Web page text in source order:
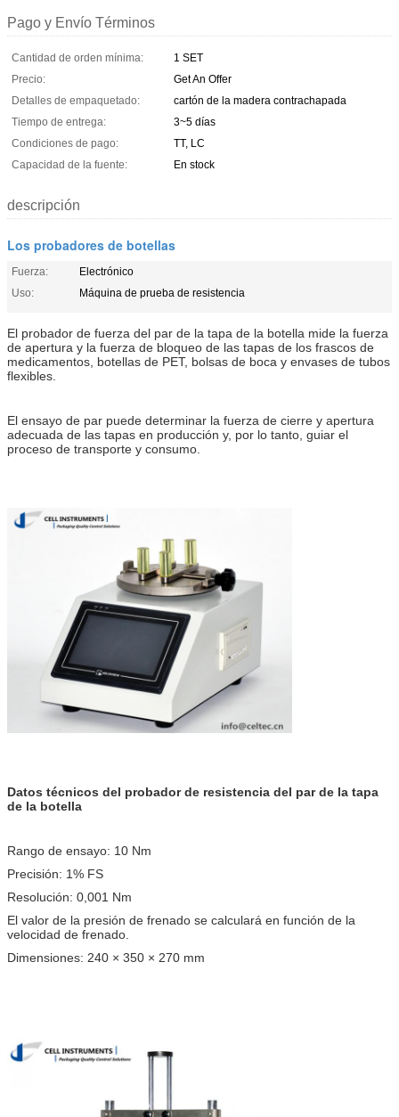
Pago y Envío Términos
Cantidad de orden mínima:
1 SET
Precio:
Get An Offer
Detalles de empaquetado:
cartón de la madera contrachapada
Tiempo de entrega:
3~5 días
Condiciones de pago:
TT, LC
Capacidad de la fuente:
En stock
descripción
Los probadores de botellas
Fuerza:
Electrónico
Uso:
Máquina de prueba de resistencia
El probador de fuerza del par de la tapa de la botella mide la fuerza
de apertura y la fuerza de bloqueo de las tapas de los frascos de
medicamentos, botellas de PET, bolsas de boca y envases de tubos
flexibles.
El ensayo de par puede determinar la fuerza de cierre y apertura
adecuada de las tapas en producción y, por lo tanto, guiar el
proceso de transporte y consumo.
Datos técnicos del probador de resistencia del par de la tapa
de la botella
Rango de ensayo: 10 Nm
Precisión: 1% FS
Resolución: 0,001 Nm
El valor de la presión de frenado se calculará en función de la
velocidad de frenado.
Dimensiones: 240 × 350 × 270 mm